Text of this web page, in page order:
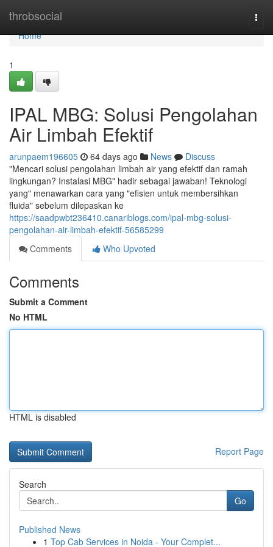
throbsocial
Home
Home
1
IPAL MBG: Solusi Pengolahan
Air Limbah Efektif
arunpaem196605 64 days ago News
Discuss
"Mencari solusi pengolahan limbah air yang efektif dan ramah
lingkungan? Instalasi MBG" hadir sebagai jawaban! Teknologi
yang" menawarkan cara yang "efisien untuk membersihkan
fluida" sebelum dilepaskan ke
https://saadpwbt236410.canariblogs.com/ipal-mbg-solusi-
pengolahan-air-limbah-efektif-56585299
Comments
Who Upvoted
Comments
Submit a Comment
No HTML
HTML is disabled
Report Page
Search
Go
Published News
1 Top Cab Services in Noida - Your Complet...